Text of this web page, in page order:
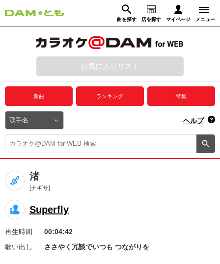
曲を探す 店を探す マイページ メニュー
動画からさがす 録音からさがす
ログイン
プレミアムサービス
DAM★とも動画
DAM★とも録音
カラオケ＠DAM
ユーザー検索
キャンペーン
お知らせ よくあるご質問
お気に入りリスト
新曲 ランキング 特集
ヘルプ
渚
[ナギサ]
Superfly
再生時間
00:04:42
歌い出し
ささやく冗談でいつも つながりを